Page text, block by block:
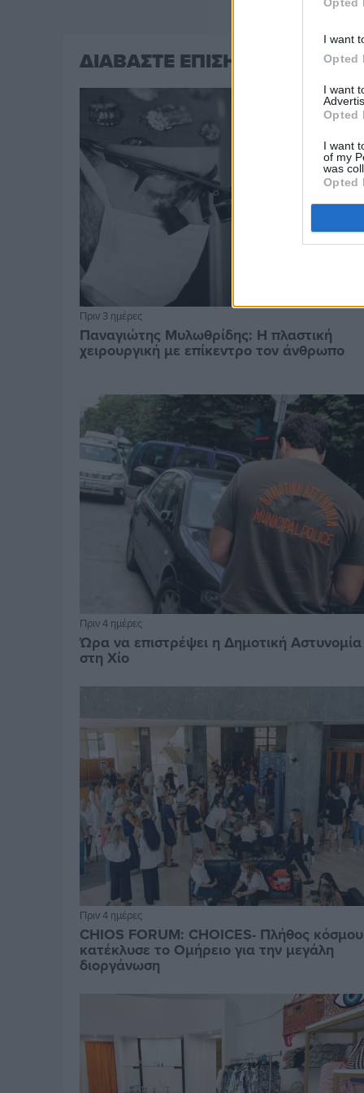
I want
Opted
I want
Opted
I want
of my
was
Opted
ΔΙΑΒΑΣΤΕ ΕΠΙΣΗΣ
Πριν 3 ημέρες
Παναγιώτης Μυλωθρίδης: Η πλαστική
χειρουργική με επίκεντρο τον άνθρωπο
Πριν 4 ημέρες
Ώρα να επιστρέψει η Δημοτική Αστυνομία
στη Χίο
Πριν 4 ημέρες
CHIOS FORUM: CHOICES- Πλήθος κόσμου
κατέκλυσε το Ομήρειο για την μεγάλη
διοργάνωση